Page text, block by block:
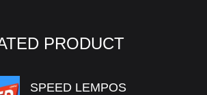
PRODUCT
SPEED LEMPOS